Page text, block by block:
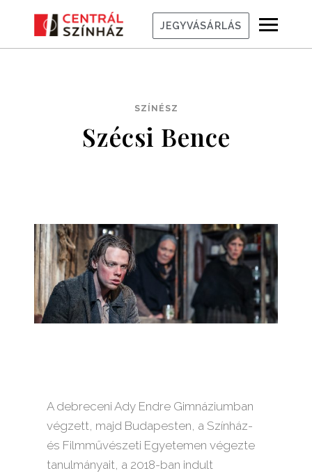
JEGYVÁSÁRLÁS
SZÍNÉSZ
Szécsi Bence
A debreceni Ady Endre Gimnáziumban
végzett, majd Budapesten, a Színház-
és Filmművészeti Egyetemen végezte
tanulmányait, a 2018-ban indult